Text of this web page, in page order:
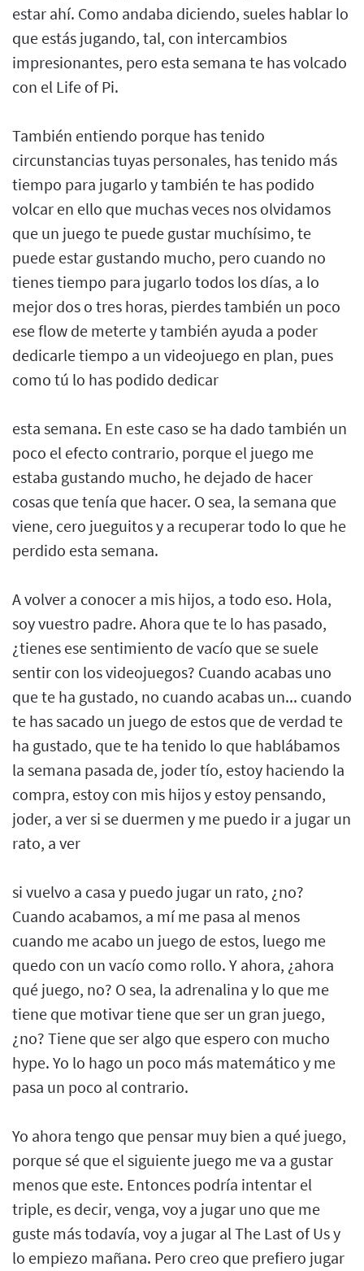
estar ahí. Como andaba diciendo, sueles hablar lo
que estás jugando, tal, con intercambios
impresionantes, pero esta semana te has volcado
con el Life of Pi.
También entiendo porque has tenido
circunstancias tuyas personales, has tenido más
tiempo para jugarlo y también te has podido
volcar en ello que muchas veces nos olvidamos
que un juego te puede gustar muchísimo, te
puede estar gustando mucho, pero cuando no
tienes tiempo para jugarlo todos los días, a lo
mejor dos o tres horas, pierdes también un poco
ese flow de meterte y también ayuda a poder
dedicarle tiempo a un videojuego en plan, pues
como tú lo has podido dedicar
esta semana. En este caso se ha dado también un
poco el efecto contrario, porque el juego me
estaba gustando mucho, he dejado de hacer
cosas que tenía que hacer. O sea, la semana que
viene, cero jueguitos y a recuperar todo lo que he
perdido esta semana.
A volver a conocer a mis hijos, a todo eso. Hola,
soy vuestro padre. Ahora que te lo has pasado,
¿tienes ese sentimiento de vacío que se suele
sentir con los videojuegos? Cuando acabas uno
que te ha gustado, no cuando acabas un... cuando
te has sacado un juego de estos que de verdad te
ha gustado, que te ha tenido lo que hablábamos
la semana pasada de, joder tío, estoy haciendo la
compra, estoy con mis hijos y estoy pensando,
joder, a ver si se duermen y me puedo ir a jugar un
rato, a ver
si vuelvo a casa y puedo jugar un rato, ¿no?
Cuando acabamos, a mí me pasa al menos
cuando me acabo un juego de estos, luego me
quedo con un vacío como rollo. Y ahora, ¿ahora
qué juego, no? O sea, la adrenalina y lo que me
tiene que motivar tiene que ser un gran juego,
¿no? Tiene que ser algo que espero con mucho
hype. Yo lo hago un poco más matemático y me
pasa un poco al contrario.
Yo ahora tengo que pensar muy bien a qué juego,
porque sé que el siguiente juego me va a gustar
menos que este. Entonces podría intentar el
triple, es decir, venga, voy a jugar uno que me
guste más todavía, voy a jugar al The Last of Us y
lo empiezo mañana. Pero creo que prefiero jugar